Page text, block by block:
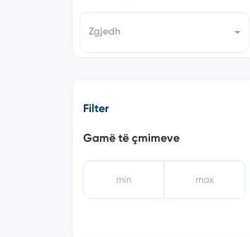
Zgjedh
Filter
Gamë të çmimeve